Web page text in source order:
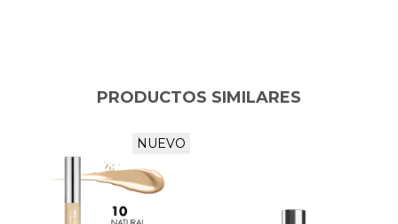
PRODUCTOS SIMILARES
NUEVO